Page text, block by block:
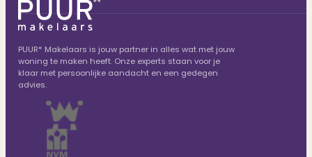
PUUR* Makelaars is jouw partner in alles wat met jouw
woning te maken heeft. Onze experts staan voor je
klaar met persoonlijke aandacht en een gedegen
advies.